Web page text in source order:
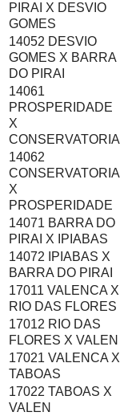
PIRAI X DESVIO
GOMES
14052 DESVIO
GOMES X BARRA
DO PIRAI
14061
PROSPERIDADE
X
CONSERVATORIA
14062
CONSERVATORIA
X
PROSPERIDADE
14071 BARRA DO
PIRAI X IPIABAS
14072 IPIABAS X
BARRA DO PIRAI
17011 VALENCA X
RIO DAS FLORES
17012 RIO DAS
FLORES X VALEN
17021 VALENCA X
TABOAS
17022 TABOAS X
VALEN